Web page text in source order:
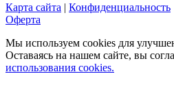
Карта сайта | Конфиденциальность
Оферта
Мы используем cookies для
Оставаясь на нашем сайте, вы
использования cookies.